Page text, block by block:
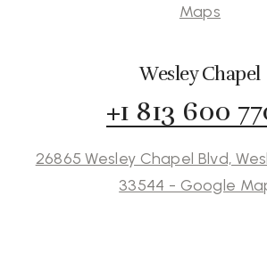
Maps
Wesley Chapel
+1 813 600
26865 Wesley Chapel Blvd,
33544 - Google